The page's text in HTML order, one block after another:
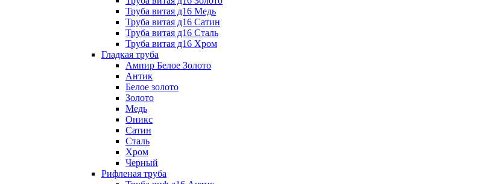
Труба витая д16 Медь
Труба витая д16 Сатин
Труба витая д16 Сталь
Труба витая д16 Хром
Гладкая труба
Ампир Белое Золото
Антик
Белое золото
Золото
Медь
Оникс
Сатин
Сталь
Хром
Черный
Рифленая труба